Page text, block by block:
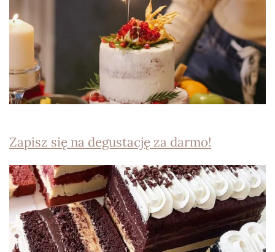
Zapisz się na degustację za darmo!